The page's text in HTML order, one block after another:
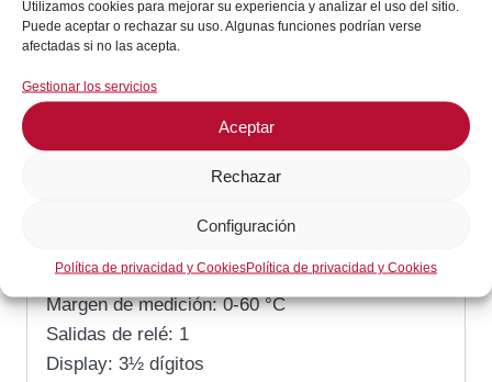
Utilizamos cookies para mejorar su experiencia y analizar el uso del sitio.
Puede aceptar o rechazar su uso. Algunas funciones podrían verse
afectadas si no las acepta.
Gestionar los servicios
Aceptar
Rechazar
Configuración
Política de privacidad y CookiesPolítica de privacidad y Cookies
Categoría:Frío Comercial / Industrial
Descripción
Alimentación: 12 V
Tipo de sonda: NTC
Margen de medición: 0-60 °C
Salidas de relé: 1
Display: 3½ dígitos